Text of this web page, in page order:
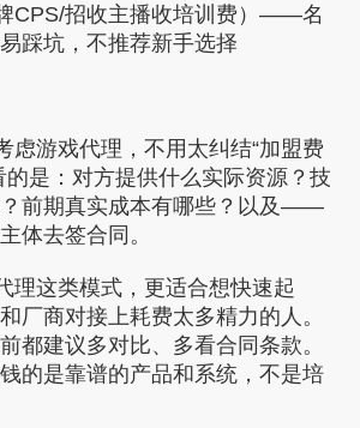
CPS/招收主播收培训费）——名
踩坑，不推荐新手选择
虑游戏代理，不用太纠结“加盟费
的是：对方提供什么实际资源？技
前期真实成本有哪些？以及——
体去签合同。
理这类模式，更适合想快速起
厂商对接上耗费太多精力的人。
都建议多对比、多看合同条款。
的是靠谱的产品和系统，不是培